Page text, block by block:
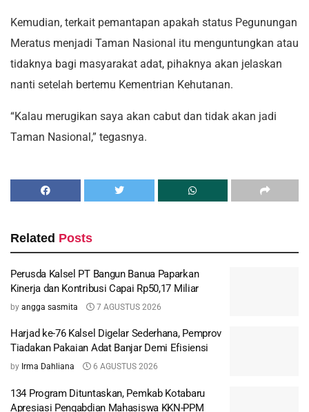
Kemudian, terkait pemantapan apakah status Pegunungan
Meratus menjadi Taman Nasional itu menguntungkan atau
tidaknya bagi masyarakat adat, pihaknya akan jelaskan
nanti setelah bertemu Kementrian Kehutanan.
“Kalau merugikan saya akan cabut dan tidak akan jadi
Taman Nasional,” tegasnya.
Related Posts
Perusda Kalsel PT Bangun Banua Paparkan
Kinerja dan Kontribusi Capai Rp50,17 Miliar
by angga sasmita 7 AGUSTUS 2026
Harjad ke-76 Kalsel Digelar Sederhana, Pemprov
Tiadakan Pakaian Adat Banjar Demi Efisiensi
by Irma Dahliana 6 AGUSTUS 2026
134 Program Dituntaskan, Pemkab Kotabaru
Apresiasi Pengabdian Mahasiswa KKN-PPM